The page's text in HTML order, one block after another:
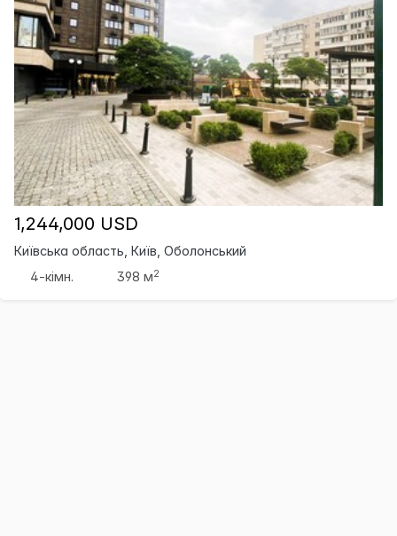
1,244,000 USD
Київська область, Київ, Оболонський
4-кімн.
398 м2